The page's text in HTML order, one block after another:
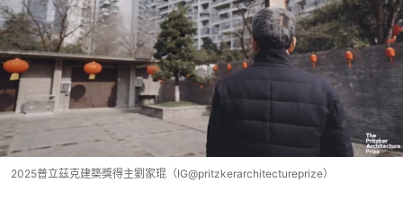
2025普立茲克建築獎得主劉家琨（IG@pritzkerarchitectureprize）